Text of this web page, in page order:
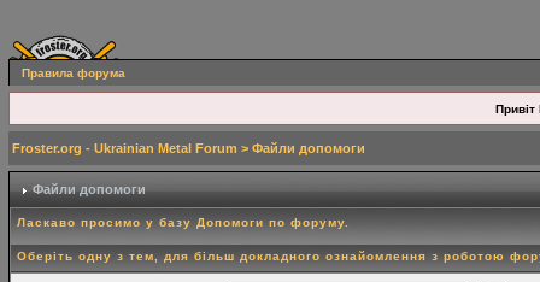
Правила форума
Привіт
Froster.org - Ukrainian Metal Forum > Файли допомоги
Файли допомоги
Ласкаво просимо у базу Допомоги по форуму.
Оберіть одну з тем, для більш докладного ознайомлення з роботою